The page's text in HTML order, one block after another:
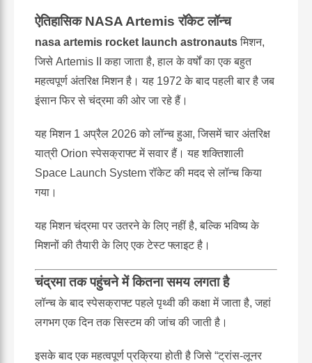
ऐतिहासिक NASA Artemis रॉकेट लॉन्च
nasa artemis rocket launch astronautsमिशन,
जिसे Artemis II कहा जाता है, हाल के वर्षों का एक बहुत
महत्वपूर्ण अंतरिक्ष मिशन है। यह 1972 के बाद पहली बार है जब
इंसान फिर से चंद्रमा की ओर जा रहे हैं।
यह मिशन 1 अप्रैल 2026 को लॉन्च हुआ, जिसमें चार अंतरिक्ष
यात्री Orion स्पेसक्राफ्ट में सवार हैं। यह शक्तिशाली
Space Launch System रॉकेट की मदद से लॉन्च किया
गया।
यह मिशन चंद्रमा पर उतरने के लिए नहीं है, बल्कि भविष्य के
मिशनों की तैयारी के लिए एक टेस्ट फ्लाइट है।
चंद्रमा तक पहुंचने में कितना समय लगता है
लॉन्च के बाद स्पेसक्राफ्ट पहले पृथ्वी की कक्षा में जाता है, जहां
लगभग एक दिन तक सिस्टम की जांच की जाती है।
इसके बाद एक महत्वपूर्ण प्रक्रिया होती है जिसे “ट्रांस-लूनर